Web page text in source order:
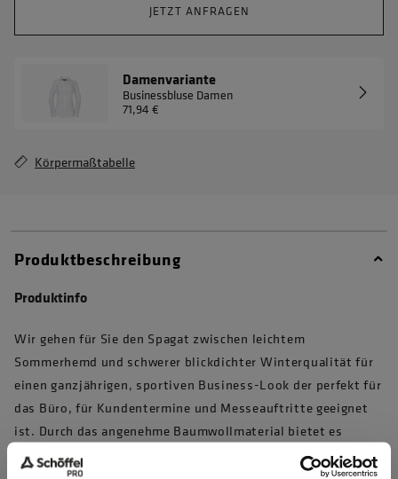
JETZT ANFRAGEN
Damenvariante
Businessbluse Damen
71,94 €
Körpermaßtabelle
Produktbeschreibung
Produktinfo
Wir gehen für Sie den Spagat zwischen leichtem
Sommerhemd und schwerer blickdichter Winterqualität für
einen ganzjährigen, sportiven Business-Look der perfekt für
das Büro, für Kundentermine und Messeauftritte geeignet
ist. Durch das angenehme Baumwollmaterial bietet es
optimalen Tragekomfort. Der Slim Fit sorgt dafür, dass das